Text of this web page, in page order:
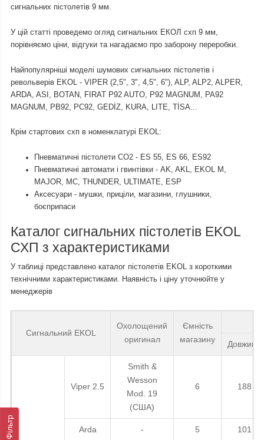
сигнальних пістолетів 9 мм.
У цій статті проведемо огляд сигнальних ЕКОЛ схп 9 мм,
порівняємо ціни, відгуки та нагадаємо про заборону переробки.
Найпопулярніші моделі шумових сигнальних пістолетів і
револьверів EKOL - VIPER (2,5", 3", 4,5", 6"), ALP, ALP2, ALPER,
ARDA, ASI, BOTAN, FIRAT P92 AUTO, P92 MAGNUM, PA92
MAGNUM, PB92, PC92, GEDİZ, KURA, LITE, TİSA...
Крім стартових схп в номенклатурі EKOL:
Пневматичні пістолети СО2 - ES 55, ES 66, ES92
Пневматичні автомати і гвинтівки - AK, AKL, EKOL M,
MAJOR, MC, THUNDER, ULTIMATE, ESP
Аксесуари - мушки, приціли, магазини, глушники,
боєприпаси
Каталог сигнальних пістолетів EKOL
СХП з характеристиками
У таблиці представлено каталог пістолетів EKOL з короткими
технічними характеристиками. Наявність і ціну уточнюйте у
менеджерів
Сигнальний EKOL
Охолощений
оригинал
Ємність
магазину
Довжина
Viper 2.5
Smith &
Wesson
Mod. 19
(США)
6 188
Arda - 5 101
Фільтр